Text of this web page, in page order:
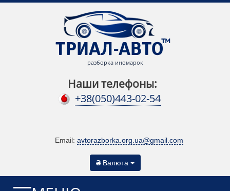
разборка иномарок
Наши телефоны:
+38(050)443-02-54
Email: avtorazborka.org.ua@gmail.com
₴ Валюта